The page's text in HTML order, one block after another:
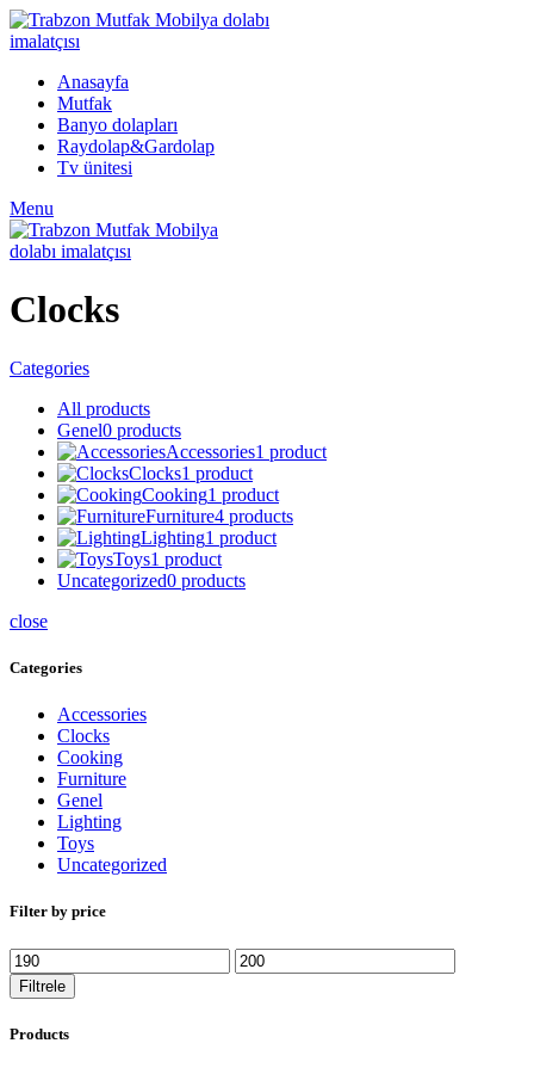
Anasayfa
Mutfak
Banyo dolapları
Raydolap&Gardolap
Tv ünitesi
Menu
Clocks
Categories
All products
Genel0 products
Accessories1 product
Clocks1 product
Cooking1 product
Furniture4 products
Lighting1 product
Toys1 product
Uncategorized0 products
close
Categories
Accessories
Clocks
Cooking
Furniture
Genel
Lighting
Toys
Uncategorized
Filter by price
Filtrele
Products